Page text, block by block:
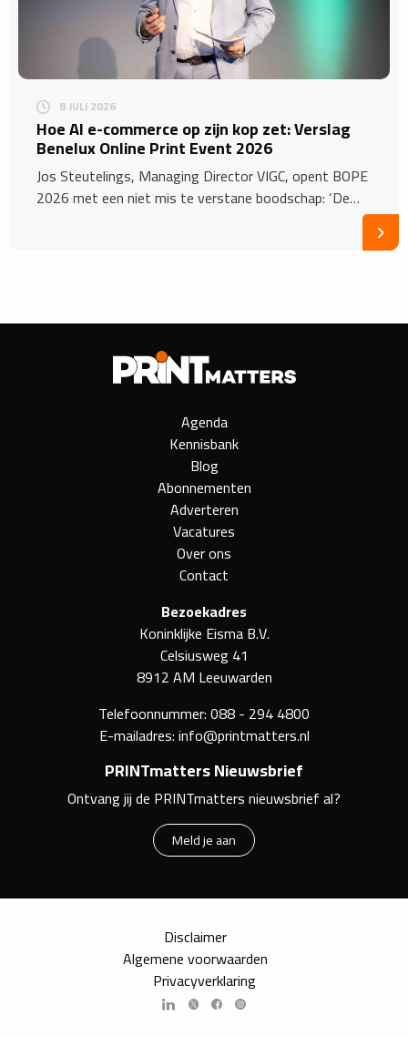
8 JULI 2026
Hoe AI e-commerce op zijn kop zet: Verslag
Benelux Online Print Event 2026
Jos Steutelings, Managing Director VIGC, opent BOPE
2026 met een niet mis te verstane boodschap: ‘De…
Agenda
Kennisbank
Blog
Abonnementen
Adverteren
Vacatures
Over ons
Contact
Bezoekadres
Koninklijke Eisma B.V.
Celsiusweg 41
8912 AM Leeuwarden
Telefoonnummer:088 - 294 4800
E-mailadres:info@printmatters.nl
PRINTmatters Nieuwsbrief
Ontvang jij de PRINTmatters nieuwsbrief al?
Meld je aan
Disclaimer
Algemene voorwaarden
Privacyverklaring